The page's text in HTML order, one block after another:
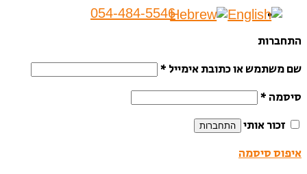
054-484-5546
התחברות
שם משתמש או כתובת אימייל *
סיסמה *
זכור אותי
התחברות
איפוס סיסמה